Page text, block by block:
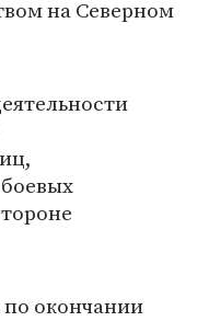
на Северном
окончании